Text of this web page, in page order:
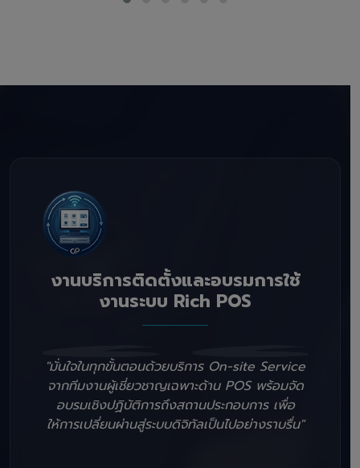
งานบริการติดตั้งและอบรมการใช้
งานระบบ Rich POS
"มั่นใจในทุกขั้นตอนด้วยบริการ On-site Service
จากทีมงานผู้เชี่ยวชาญเฉพาะด้าน POS พร้อมจัด
อบรมเชิงปฏิบัติการถึงสถานประกอบการ เพื่อ
ให้การเปลี่ยนผ่านสู่ระบบดิจิทัลเป็นไปอย่างราบรื่น"